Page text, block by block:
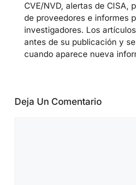
CVE/NVD, alertas de CISA,
de proveedores e informes
investigadores. Los
antes de su publicación y
cuando aparece nueva
Deja Un Comentario